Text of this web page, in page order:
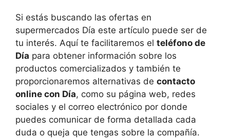
Si estás buscando las ofertas en
supermercados Día este artículo puede ser de
tu interés. Aquí te facilitaremos el teléfono de
Día para obtener información sobre los
productos comercializados y también te
proporcionaremos alternativas de contacto
online con Día, como su página web, redes
sociales y el correo electrónico por donde
puedes comunicar de forma detallada cada
duda o queja que tengas sobre la compañía.